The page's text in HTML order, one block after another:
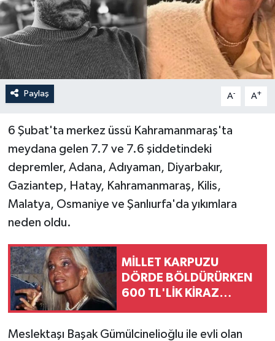
Paylaş A- A+
6 Şubat'ta merkez üssü Kahramanmaraş'ta
meydana gelen 7.7 ve 7.6 şiddetindeki
depremler, Adana, Adıyaman, Diyarbakır,
Gaziantep, Hatay, Kahramanmaraş, Kilis,
Malatya, Osmaniye ve Şanlıurfa'da yıkımlara
neden oldu.
MİLLET KARPUZU
DÖRDE BÖLDÜRÜRKEN
600 TL'LİK KİRAZ
Meslektaşı Başak Gümülcinelioğlu ile evli olan